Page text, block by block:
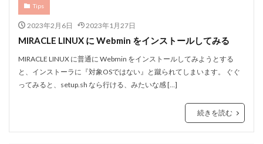
Tips
2023年2月6日 2023年1月27日
MIRACLE LINUX に Webmin をインストールしてみる
MIRACLE LINUX に普通に Webmin をインストールしてみようとする
と、インストーラに『対象OSではない』と蹴られてしまいます。 ぐぐ
ってみると、setup.sh なら行ける、みたいな感 […]
続きを読む